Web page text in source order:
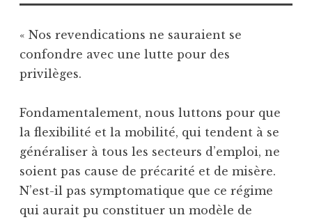
« Nos revendications ne sauraient se
confondre avec une lutte pour des
privilèges.
Fondamentalement, nous luttons pour que
la flexibilité et la mobilité, qui tendent à se
généraliser à tous les secteurs d’emploi, ne
soient pas cause de précarité et de misère.
N’est-il pas symptomatique que ce régime
qui aurait pu constituer un modèle de